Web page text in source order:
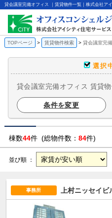
貸会議室完備オフィス ｜賃貸物件一覧｜株式会社ア
TOPページ 賃貸物件検索 貸会議室完
選択
貸会議室完備オフィス 賃貸
条件を変更
棟数44件 (総物件数： 84件)
並び順 ：
事務所 上村ニッセイビ